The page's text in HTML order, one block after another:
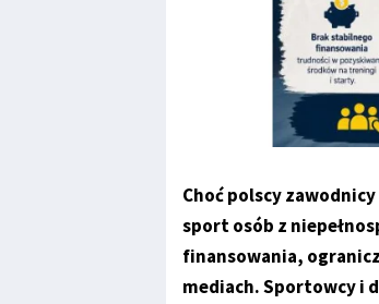
Choć polscy
sport osób z
finansowania,
mediach. Sportowcy i